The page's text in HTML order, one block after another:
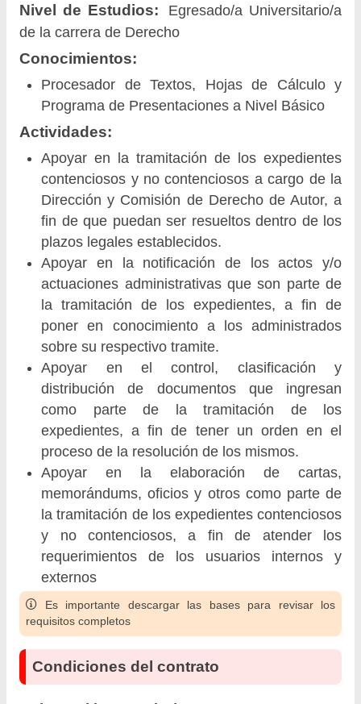
Nivel de Estudios:
Egresado/a Universitario/a
de la carrera de Derecho
Conocimientos:
Procesador de Textos, Hojas de Cálculo y
Programa de Presentaciones a Nivel Básico
Actividades:
Apoyar en la tramitación de los expedientes
contenciosos y no contenciosos a cargo de la
Dirección y Comisión de Derecho de Autor, a
fin de que puedan ser resueltos dentro de los
plazos legales establecidos.
Apoyar en la notificación de los actos y/o
actuaciones administrativas que son parte de
la tramitación de los expedientes, a fin de
poner en conocimiento a los administrados
sobre su respectivo tramite.
Apoyar en el control, clasificación y
distribución de documentos que ingresan
como parte de la tramitación de los
expedientes, a fin de tener un orden en el
proceso de la resolución de los mismos.
Apoyar en la elaboración de cartas,
memorándums, oficios y otros como parte de
la tramitación de los expedientes contenciosos
y no contenciosos, a fin de atender los
requerimientos de los usuarios internos y
externos
Es importante descargar las bases para revisar los
requisitos completos
Condiciones del contrato